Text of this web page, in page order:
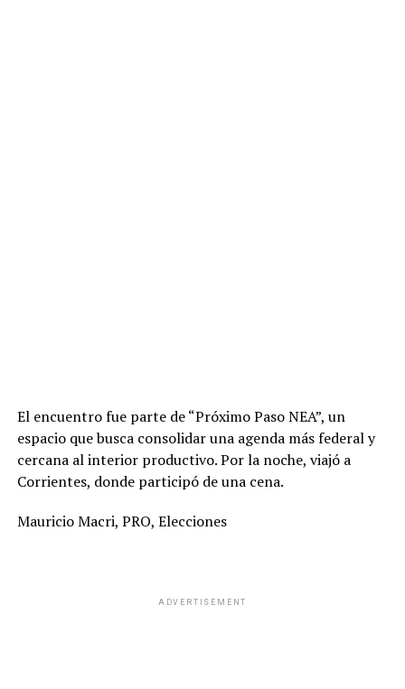
El encuentro fue parte de “Próximo Paso NEA”, un
espacio que busca consolidar una agenda más federal y
cercana al interior productivo. Por la noche, viajó a
Corrientes, donde participó de una cena.
Mauricio Macri, PRO, Elecciones
ADVERTISEMENT